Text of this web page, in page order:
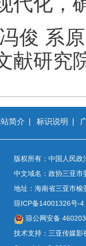
冯俊 系
献研究
站简介 标识说明
版权所有：中国人民
中文域名：政协三亚市
地址：海南省三亚市榆
琼ICP备14001326号-4
琼公网安备
技术支持：三亚传媒影